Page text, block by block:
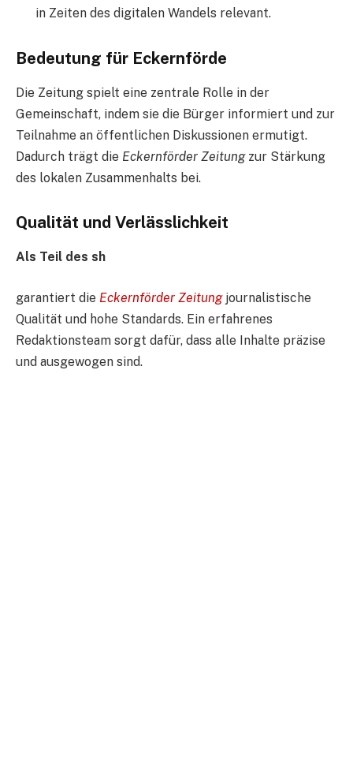
in Zeiten des digitalen Wandels relevant.
Bedeutung für Eckernförde
Die Zeitung spielt eine zentrale Rolle in der
Gemeinschaft, indem sie die Bürger informiert und zur
Teilnahme an öffentlichen Diskussionen ermutigt.
Dadurch trägt die Eckernförder Zeitungzur Stärkung
des lokalen Zusammenhalts bei.
Qualität und Verlässlichkeit
Als Teil des sh
garantiert die Eckernförder Zeitungjournalistische
Qualität und hohe Standards. Ein erfahrenes
Redaktionsteam sorgt dafür, dass alle Inhalte präzise
und ausgewogen sind.